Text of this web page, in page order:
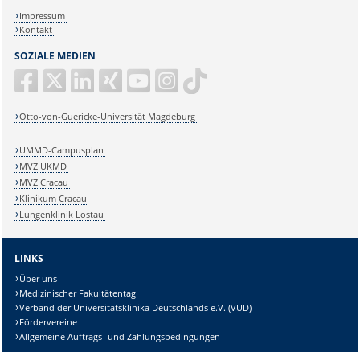
SOZIALE MEDIEN
Otto-von-Guericke-Universität Magdeburg
Impressum
Kontakt
UMMD-Campusplan
MVZ UKMD
MVZ Cracau
Klinikum Cracau
Lungenklinik Lostau
LINKS
Über uns
Medizinischer Fakultätentag
Verband der Universitätsklinika Deutschlands e.V. (VUD)
Fördervereine
Allgemeine Auftrags- und Zahlungsbedingungen